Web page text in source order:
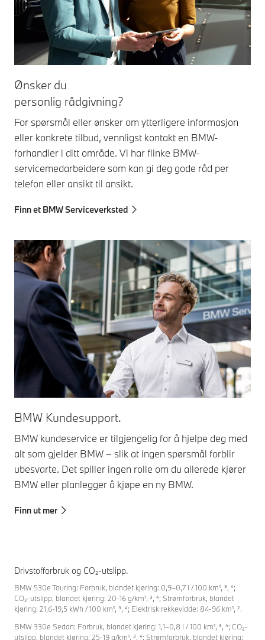
Ønsker du
personlig rådgivning?
For spørsmål eller ønsker om ytterligere informasjon
eller konkrete tilbud, vennligst kontakt en BMW-
forhandler i ditt område. Vi har flinke BMW-
servicemedarbeidere som kan gi deg gode råd per
telefon eller ansikt til ansikt.
Finn et BMW Serviceverksted
BMW Kundesupport.
BMW kundeservice er tilgjengelig for å hjelpe deg med
alt som gjelder BMW – slik at ingen spørsmål forblir
ubesvarte. Det spiller ingen rolle om du allerede kjører
BMW eller planlegger å kjøpe en ny BMW.
Finn ut mer
Drivstofforbruk og CO₂-utslipp.
BMW 530e Touring: Forbruk, blandet kjøring: 0,9–0,7 l / 100 km¹, ³, ⁴;
CO₂-utslipp, blandet kjøring: 20-16 g/km¹, ³, ⁴; Strømforbruk, blandet
kjøring: 21,6-19,5 kWh / 100 km¹, ³, ⁴; Elektrisk rekkevidde: 84-96 km¹, ².
BMW 330e Sedan: Forbruk, blandet kjøring: 1,1–0,8 l / 100 km¹, ³, ⁴; CO₂-
utslipp, blandet kjøring: 25-19 g/km¹, ³, ⁴; Strømforbruk, blandet kjøring: